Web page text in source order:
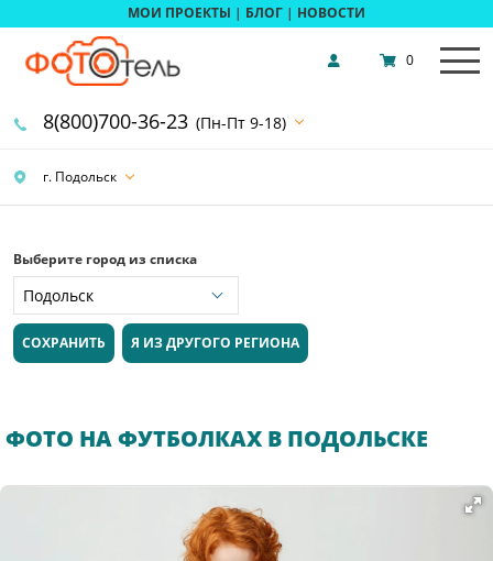
МОИ ПРОЕКТЫ | БЛОГ | НОВОСТИ
г. Подольск
8(800)700-36-23 (Пн-Пт 9-18)
0
Выберите город из списка
СОХРАНИТЬ Я ИЗ ДРУГОГО РЕГИОНА
ФОТО НА ФУТБОЛКАХ В ПОДОЛЬСКЕ